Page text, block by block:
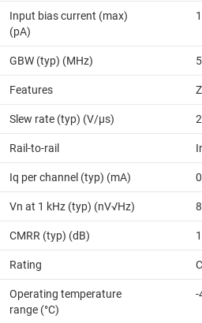
Input bias current (max)
(pA)
GBW (typ) (MHz)
Features
Slew rate (typ) (V/µs)
Rail-to-rail
Iq per channel (typ) (mA)
Vn at 1 kHz (typ) (nV√Hz)
CMRR (typ) (dB)
Rating
Operating temperature
range (°C)
-